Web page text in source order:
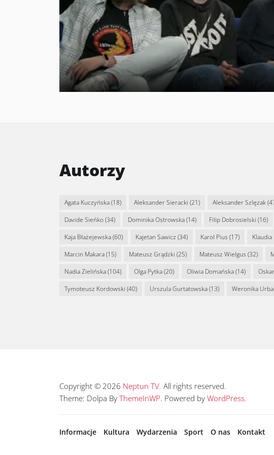
Autorzy
Agata Kuczyńska(18) Aleksander Sieracki (21) Aleksander Szlęzak
Davide Sieńko(34) Dominika Ostrowska(14) Filip Dobrosielski (16)
Kaja Błażejewska(60) Kajetan Sawicz (34) Karol Pius (17)
Marcin Makara(15) Mateusz Grądzki (25) Mateusz Wielgus (32)
Nadia Zielińska(104) Olga Pytka(20) Oliwia Domańska(14)
Tymoteusz Kordowski (40) Urszula Gurtatowska(13) Weronika
Copyright © 2026 Neptun TV. All rights reserved.
Theme: Dolpa By ThemeInWP. Powered by WordPress.
Informacje Kultura Wydarzenia Sport O nas Kontakt